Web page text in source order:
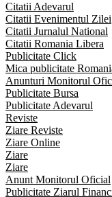
Citatii Adevarul
Citatii Evenimentul Zilei
Citatii Jurnalul National
Citatii Romania Libera
Publicitate Click
Mica publicitate
Anunturi Monitorul
Publicitate Bursa
Publicitate Adevarul
Reviste
Ziare Reviste
Ziare Online
Ziare
Ziare
Anunt Monitorul Oficial
Publicitate Ziarul